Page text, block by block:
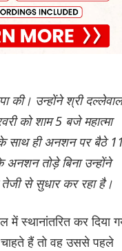
की। उन्होंने श्री दल्लेवाल
को शाम 5 बजे महात्मा
साथ ही अनशन पर बैठे
तोड़े बिना उन्होंने
से सुधार कर रहा है।
स्थानांतरित कर दिया
चाहते हैं तो वह उससे पहले